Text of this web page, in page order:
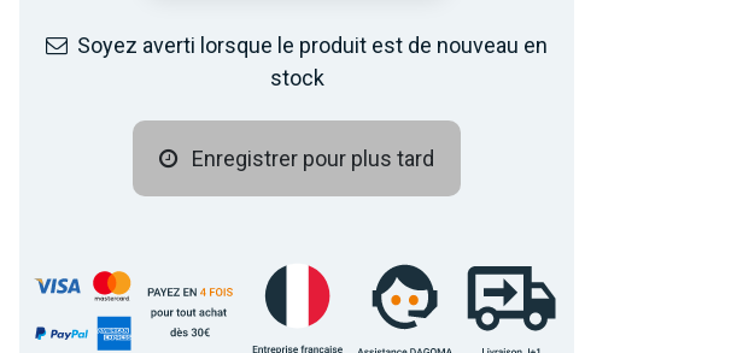
Soyez averti lorsque le produit est de nouveau en
stock
Enregistrer pour plus tard